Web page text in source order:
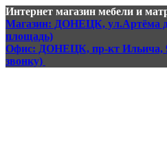
Интернет магазин мебели и
Магазин: ДОНЕЦК, ул.Артёма
площадь)
Офис: ДОНЕЦК, пр-кт Ильича,
звонку)